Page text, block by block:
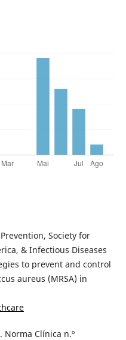
Society for
& Infectious Diseases
to prevent and control
aureus (MRSA) in
Norma Clínica n.º